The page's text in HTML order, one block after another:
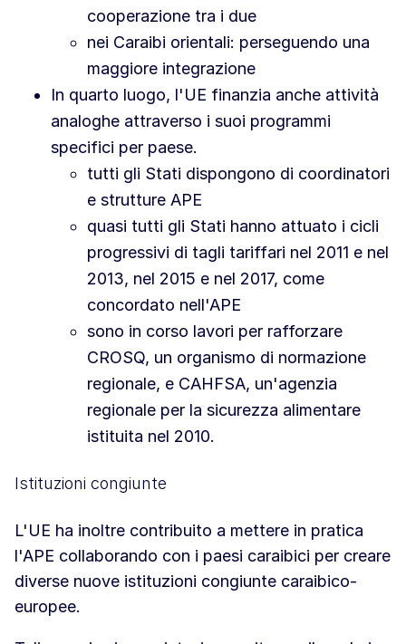
cooperazione tra i due
nei Caraibi orientali: perseguendo una
maggiore integrazione
In quarto luogo, l'UE finanzia anche attività
analoghe attraverso i suoi programmi
specifici per paese.
tutti gli Stati dispongono di coordinatori
e strutture APE
quasi tutti gli Stati hanno attuato i cicli
progressivi di tagli tariffari nel 2011 e nel
2013, nel 2015 e nel 2017, come
concordato nell'APE
sono in corso lavori per rafforzare
CROSQ, un organismo di normazione
regionale, e CAHFSA, un'agenzia
regionale per la sicurezza alimentare
istituita nel 2010.
Istituzioni congiunte
L'UE ha inoltre contribuito a mettere in pratica
l'APE collaborando con i paesi caraibici per creare
diverse nuove istituzioni congiunte caraibico-
europee.